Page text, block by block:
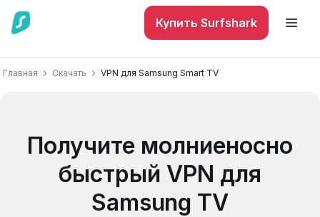
Купить Surfshark
Главная Скачать VPN для Samsung Smart TV
Получите молниеносно
быстрый VPN для
Samsung TV